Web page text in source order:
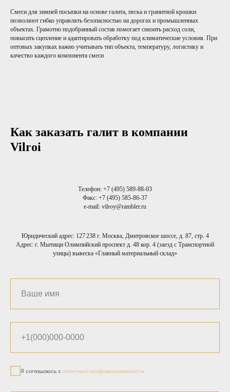
Смеси для зимней посыпки на основе галита, песка и гранитной крошки
позволяют гибко управлять безопасностью на дорогах и промышленных
объектах. Грамотно подобранный состав помогает снизить расход соли,
повысить сцепление и адаптировать обработку под климатические условия. При
оптовых закупках важно учитывать тип объекта, температуру, логистику и
качество каждого компонента смеси
Как заказать галит в компании
Vilroi
Телефон: +7 (495) 589-88-03
Факс: +7 (495) 585-86-37
e-mail: vilroy@rambler.ru
Юридический адрес: 127 238 г. Москва, Дмитровское шоссе, д. 87, стр. 4
Адрес: г. Мытищи Олимпийский проспект д. 48 кор. 4 (заезд с Транспортной
улицы) вывеска «Главный материальный склад»
Я соглашаюсь с политикой конфиденциальности